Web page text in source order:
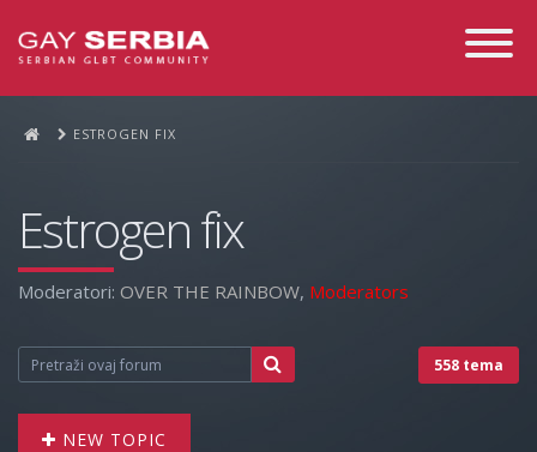
Toggle
ESTROGEN FIX
Estrogen fix
Moderatori: OVER THE RAINBOW, Moderators
558 tema
NEW TOPIC